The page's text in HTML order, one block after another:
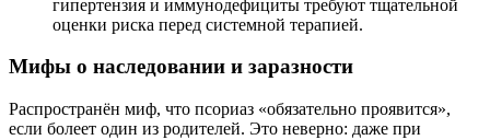
гипертензия и иммунодефициты требуют тщательной
оценки риска перед системной терапией.
Мифы о наследовании и заразности
Распространён миф, что псориаз «обязательно проявится»,
если болеет один из родителей. Это неверно: даже при